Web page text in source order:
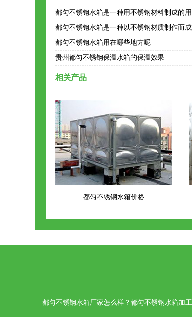
都匀不锈钢水箱是一种用不锈钢材料制成的
都匀不锈钢水箱是一种以不锈钢材质制作而
都匀不锈钢水箱用在哪些地方呢
贵州都匀不锈钢保温水箱的保温效果
相关产品
都匀不锈钢水箱价格
都匀不锈钢水箱厂家怎么样？都匀不锈钢水箱加